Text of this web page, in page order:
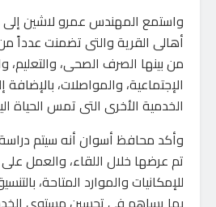
واستمع المهندس عمرو لاشين إلى
أهالى القرية والتى تضمنت عدداً
من بينها الصرف الصحى، والتعليم،
الإجتماعية، والمواصلات،
الخدمية الأخرى التى تمس الحياة
وأكد محافظ أسوان أنه سيتم
تم عرضها خلال اللقاء، والعمل على
للإمكانيات والموارد المتاحة،